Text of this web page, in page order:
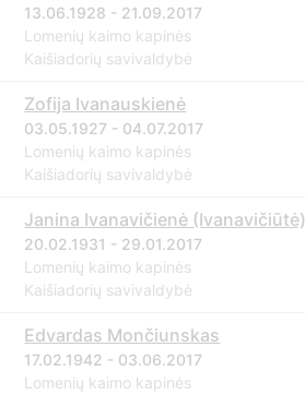
13.06.1928 - 21.09.2017
Lomenių kaimo kapinės
Kaišiadorių savivaldybė
Zofija Ivanauskienė
03.05.1927 - 04.07.2017
Lomenių kaimo kapinės
Kaišiadorių savivaldybė
Janina Ivanavičienė (Ivanavičiūtė)
20.02.1931 - 29.01.2017
Lomenių kaimo kapinės
Kaišiadorių savivaldybė
Edvardas Mončiunskas
17.02.1942 - 03.06.2017
Lomenių kaimo kapinės